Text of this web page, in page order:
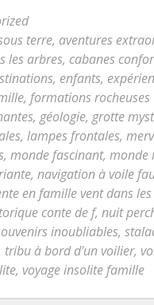
terre, aventures
les arbres, cabanes
, enfants,
, formations rocheuses
, géologie, grotte
, lampes frontales,
, monde fascinant, monde
, navigation à voile
en famille vent dans
conte de f, nuit
inoubliables,
tribu à bord d'un voilier,
, voyage insolite famille